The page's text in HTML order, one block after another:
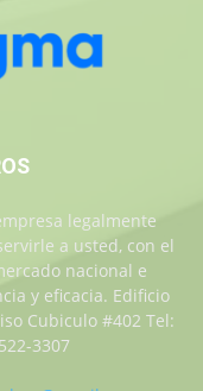
legalmente
a usted, con el
nacional e
y eficacia. Edificio
Cubiculo #402 Tel:
3307